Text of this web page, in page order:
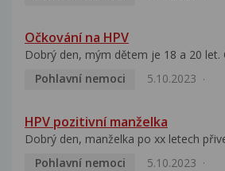
Očkování na HPV
Dobrý den, mým dětem je 18 a 20 let.
Pohlavní nemoci
5.10.2023
HPV pozitivní manželka
Dobrý den, manželka po xx letech
Pohlavní nemoci
5.10.2023